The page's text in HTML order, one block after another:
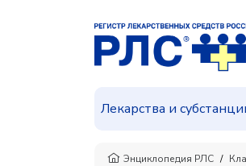
Лекарства и
Энциклопедия РЛС